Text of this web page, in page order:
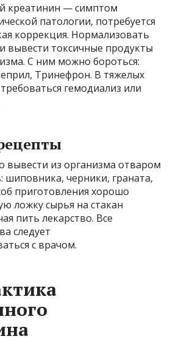
креатинин — симптом
патологии, потребуется
коррекция. Нормализовать
вывести токсичные продукты
С ним можно бороться:
Тринефрон. В тяжелых
гемодиализ или
вывести из организма отваром
шиповника, черники, граната,
приготовления хорошо
ложку сырья на стакан
пить лекарство. Все
следует
с врачом.